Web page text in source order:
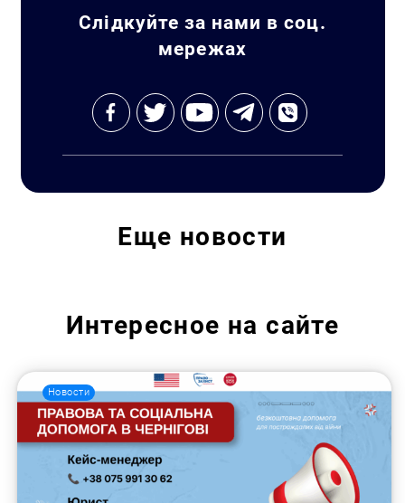
Слідкуйте за нами в соц.
мережах
Еще новости
Интересное на сайте
Новости